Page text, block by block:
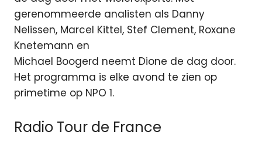
gerenommeerde analisten als Danny
Nelissen, Marcel Kittel, Stef Clement, Roxane
Knetemann en
Michael Boogerd neemt Dione de dag door.
Het programma is elke avond te zien op
primetime op NPO 1.
Radio Tour de France